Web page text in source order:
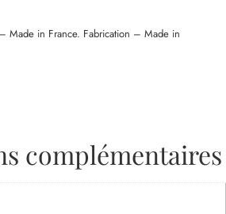
Made in France. Fabrication – Made in
complémentaires